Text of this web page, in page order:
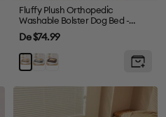
Fluffy Plush Orthopedic
Washable Bolster Dog Bed -
ComfyPaws
Preço
de
venda
De $74.99
KhakiGreyBrown